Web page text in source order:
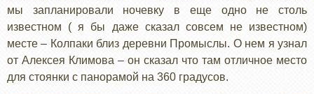
мы запланировали ночевку в еще одно не столь
известном ( я бы даже сказал совсем не известном)
месте – Колпаки близ деревни Промыслы. О нем я узнал
от Алексея Климова – он сказал что там отличное место
для стоянки с панорамой на 360 градусов.